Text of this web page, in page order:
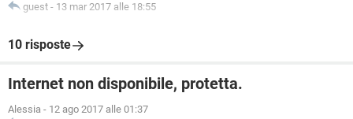
guest - 13 mar 2017 alle 18:55
10 risposte
Internet non disponibile, protetta.
Alessia - 12 ago 2017 alle 01:37